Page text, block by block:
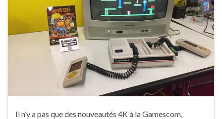
Il n’y a pas que des nouveautés 4K à la Gamescom,